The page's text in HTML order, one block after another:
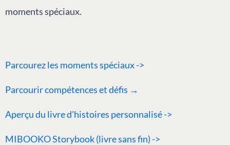
moments spéciaux.
Parcourez les moments spéciaux ->
Parcourircompétences et défis →
Aperçu du livre d'histoires personnalisé ->
MIBOOKO Storybook (livre sans fin) ->